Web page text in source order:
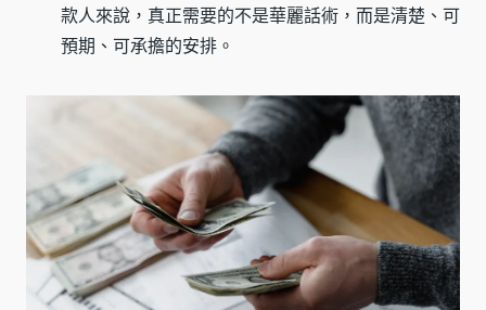
款人來說，真正需要的不是華麗話術，而是清楚、可
預期、可承擔的安排。